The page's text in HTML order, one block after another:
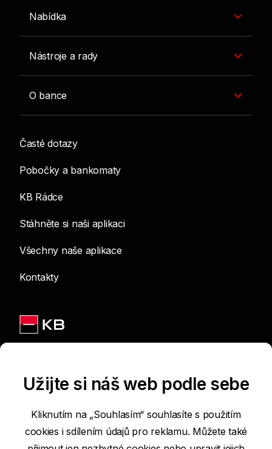
Nabídka
Nástroje a rady
O bance
Časté dotazy
Pobočky a bankomaty
KB Rádce
Stáhněte si naši aplikaci
Všechny naše aplikace
Kontakty
Podmínky používání internetových stránek
Užijte si náš web podle sebe
Kliknutím na „Souhlasím“ souhlasíte s použitím
cookies i sdílením údajů pro reklamu. Můžete také